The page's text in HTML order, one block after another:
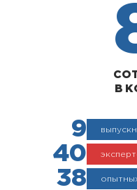
В
9
40
38